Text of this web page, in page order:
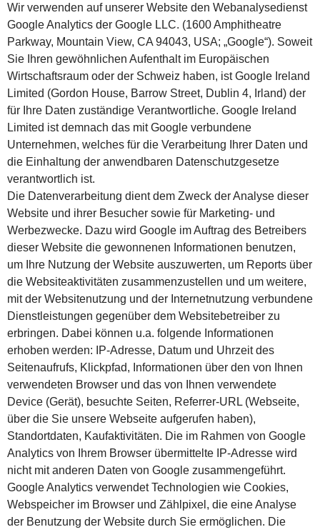
Wir verwenden auf unserer Website den Webanalysedienst
Google Analytics der Google LLC. (1600 Amphitheatre
Parkway, Mountain View, CA 94043, USA; „Google“). Soweit
Sie Ihren gewöhnlichen Aufenthalt im Europäischen
Wirtschaftsraum oder der Schweiz haben, ist Google Ireland
Limited (Gordon House, Barrow Street, Dublin 4, Irland) der
für Ihre Daten zuständige Verantwortliche. Google Ireland
Limited ist demnach das mit Google verbundene
Unternehmen, welches für die Verarbeitung Ihrer Daten und
die Einhaltung der anwendbaren Datenschutzgesetze
verantwortlich ist.
Die Datenverarbeitung dient dem Zweck der Analyse dieser
Website und ihrer Besucher sowie für Marketing- und
Werbezwecke. Dazu wird Google im Auftrag des Betreibers
dieser Website die gewonnenen Informationen benutzen,
um Ihre Nutzung der Website auszuwerten, um Reports über
die Websiteaktivitäten zusammenzustellen und um weitere,
mit der Websitenutzung und der Internetnutzung verbundene
Dienstleistungen gegenüber dem Websitebetreiber zu
erbringen. Dabei können u.a. folgende Informationen
erhoben werden: IP-Adresse, Datum und Uhrzeit des
Seitenaufrufs, Klickpfad, Informationen über den von Ihnen
verwendeten Browser und das von Ihnen verwendete
Device (Gerät), besuchte Seiten, Referrer-URL (Webseite,
über die Sie unsere Webseite aufgerufen haben),
Standortdaten, Kaufaktivitäten. Die im Rahmen von Google
Analytics von Ihrem Browser übermittelte IP-Adresse wird
nicht mit anderen Daten von Google zusammengeführt.
Google Analytics verwendet Technologien wie Cookies,
Webspeicher im Browser und Zählpixel, die eine Analyse
der Benutzung der Website durch Sie ermöglichen. Die